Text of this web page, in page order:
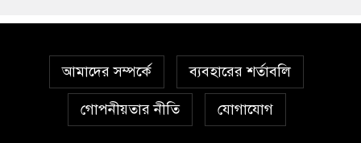
আমাদের সম্পর্কে ব্যবহারের শর্তাবলি
গোপনীয়তার নীতি যোগাযোগ